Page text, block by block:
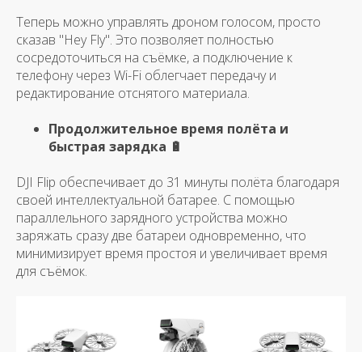
Теперь можно управлять дроном голосом, просто
сказав "Hey Fly". Это позволяет полностью
сосредоточиться на съёмке, а подключение к
телефону через Wi-Fi облегчает передачу и
редактирование отснятого материала.
Продолжительное время полёта и
быстрая зарядка 🔋
DJI Flip обеспечивает до 31 минуты полёта благодаря
своей интеллектуальной батарее. С помощью
параллельного зарядного устройства можно
заряжать сразу две батареи одновременно, что
минимизирует время простоя и увеличивает время
для съёмок.